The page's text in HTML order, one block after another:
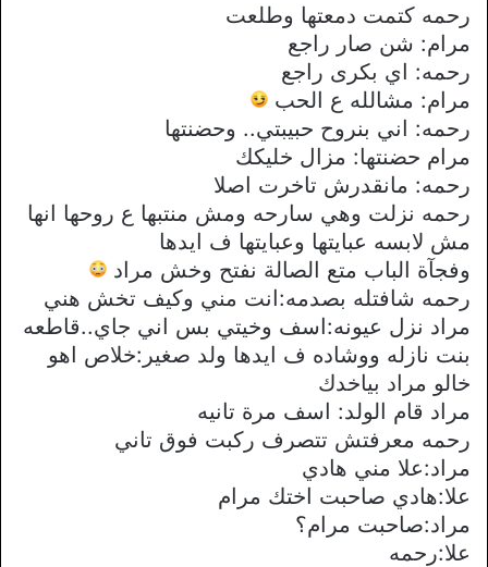
رحمه كتمت دمعتها وطلعت
مرام: شن صار راجع
رحمه: اي بكرى راجع
مرام: مشالله ع الحب
رحمه: اني بنروح حبيبتي.. وحضنتها
مرام حضنتها: مزال خليكك
رحمه: مانقدرش تاخرت اصلا
رحمه نزلت وهي سارحه ومش منتبها ع روحها انها
مش لابسه عبايتها وعبايتها ف ايدها
وفجآة الباب متع الصالة نفتح وخش مراد
رحمه شافتله بصدمه:انت مني وكيف تخش هني
مراد نزل عيونه:اسف وخيتي بس اني جاي..قاطعه
بنت نازله ووشاده ف ايدها ولد صغير:خلاص اهو
خالو مراد بياخدك
مراد قام الولد: اسف مرة تانيه
رحمه معرفتش تتصرف ركبت فوق تاني
مراد:علا مني هادي
علا:هادي صاحبت اختك مرام
مراد:صاحبت مرام؟
علا:رحمه